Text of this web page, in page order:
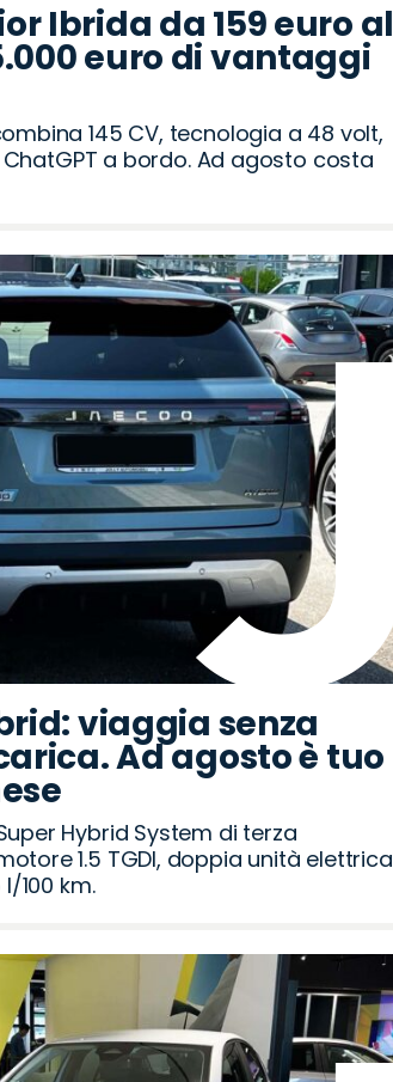
Ibrida da 159 euro al
euro di vantaggi
145 CV, tecnologia a 48 volt,
a bordo. Ad agosto costa
viaggia senza
Ad agosto è tuo
Hybrid System di terza
1.5 TGDI, doppia unità elettrica
100 km.